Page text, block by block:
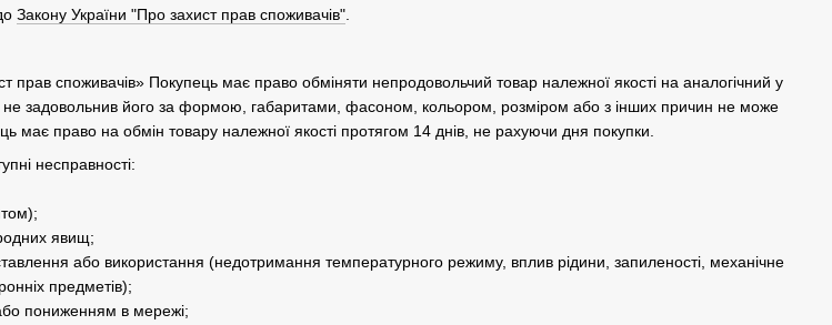
Закону України "Про захист прав споживачів"
прав споживачів» Покупець має право обміняти непродовольчий товар належної якості на аналогічний у
не задовольнив його за формою, габаритами, фасоном, кольором, розміром або з інших причин не може
має право на обмін товару належної якості протягом 14 днів, не рахуючи дня покупки.
несправності:
явищ;
або використання (недотримання температурного режиму, вплив рідини, запиленості, механічне
предметів);
пониженням в мережі;